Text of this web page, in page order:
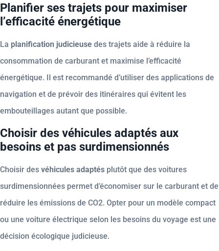
Planifier ses trajets pour maximiser
l’efficacité énergétique
La planification judicieuse des trajets aide à réduire la
consommation de carburant et maximise l’efficacité
énergétique. Il est recommandé d’utiliser des applications de
navigation et de prévoir des itinéraires qui évitent les
embouteillages autant que possible.
Choisir des véhicules adaptés aux
besoins et pas surdimensionnés
Choisir des véhicules adaptés plutôt que des voitures
surdimensionnées permet d’économiser sur le carburant et de
réduire les émissions de CO2. Opter pour un modèle compact
ou une voiture électrique selon les besoins du voyage est une
décision écologique judicieuse.